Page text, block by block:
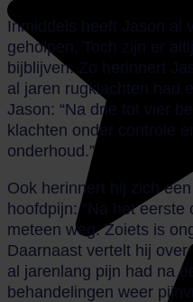
Inmiddels heeft Jason al
geholpen. Toch zijn er
bijblijven. Zo herinnert
al jaren rugklachten had
Jason: “Na drie tot vier
klachten onder controle
onderhoud.”
Ook herinnert hij zich
hoofdpijn: “Na het
meteen weg. Zoiets is
Daarnaast vertelt hij
al jarenlang pijn had na
behandelingen weer